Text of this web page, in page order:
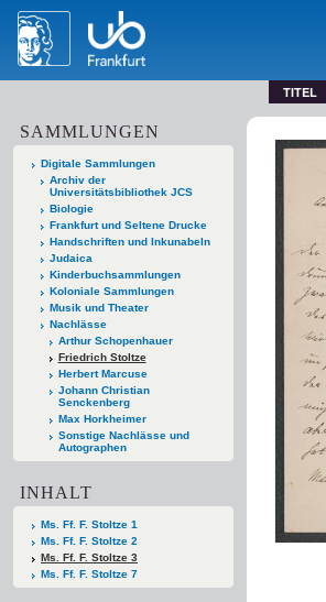
TITEL
SAMMLUNGEN
Digitale Sammlungen
Archiv der
Universitätsbibliothek JCS
Biologie
Frankfurt und Seltene Drucke
Handschriften und Inkunabeln
Judaica
Kinderbuchsammlungen
Koloniale Sammlungen
Musik und Theater
Nachlässe
Arthur Schopenhauer
Friedrich Stoltze
Herbert Marcuse
Johann Christian
Senckenberg
Max Horkheimer
Sonstige Nachlässe und
Autographen
INHALT
Ms. Ff. F. Stoltze 1
Ms. Ff. F. Stoltze 2
Ms. Ff. F. Stoltze 3
Ms. Ff. F. Stoltze 7